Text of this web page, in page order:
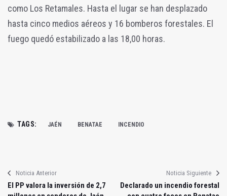
como Los Retamales. Hasta el lugar se han desplazado
hasta cinco medios aéreos y 16 bomberos forestales. El
fuego quedó estabilizado a las 18,00 horas.
TAGS: JAÉN BENATAE INCENDIO
Noticia Anterior
El PP valora la inversión de 2,7
Noticia Siguiente
Declarado un incendio forestal